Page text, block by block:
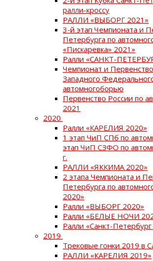
ралли-кроссу
РАЛЛИ «ВЫБОРГ 2021»
3-й этап Чемпионата и
Петербурга по
«Пискаревка» 2021»
Ралли «САНКТ-
Чемпионат и
Западного
автомногоборью
Первенство России по
2021
2020
Ралли «КАРЕЛИЯ 2020»
1 этап ЧиП СПб по
этап ЧиП СЗФО по
г.
РАЛЛИ «ЯККИМА 2020»
2 этапа Чемпионата и
Петербурга по
2020»
Ралли «ВЫБОРГ 2020»
Ралли «БЕЛЫЕ НОЧИ
Ралли «Санкт-
2019
Трековые гонки 2019 в
РАЛЛИ «КАРЕЛИЯ 2019»